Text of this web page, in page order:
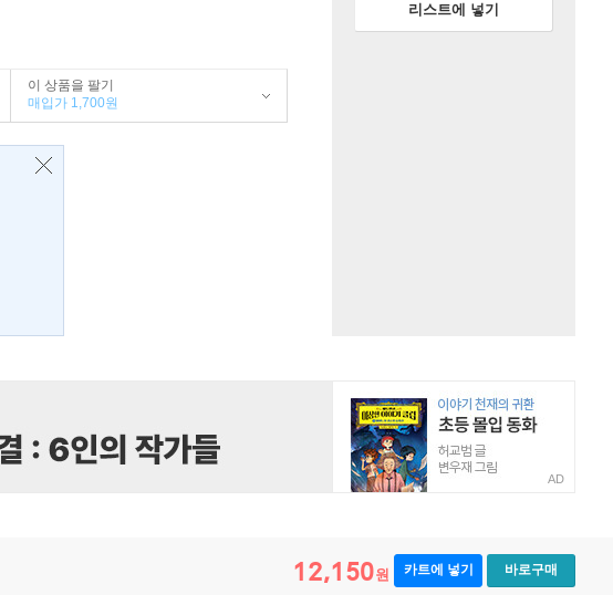
이 상품을 팔기
매입가 1,700원
리스트에 넣기
AD
12,150원 카트에 넣기 바로구매